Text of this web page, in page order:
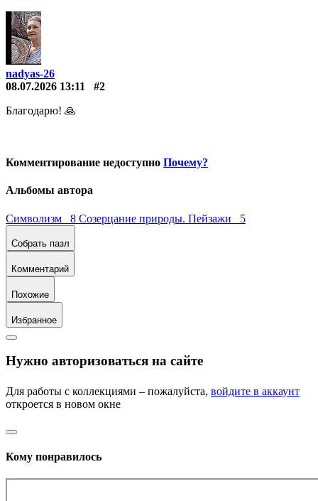
nadyas-26
08.07.2026 13:11
#2
Благодарю! 🙏
Комментирование недоступно Почему?
Альбомы автора
Символизм 8 Созерцание природы. Пейзажи 5
Собрать пазл
Комментарий
Похожие
Избранное
Нужно авторизоваться на сайте
Для работы с коллекциями – пожалуйста, войдите в аккаунт
откроется в новом окне
Кому понравилось